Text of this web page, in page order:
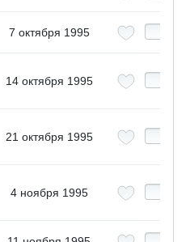
7 октября 1995
14 октября 1995
21 октября 1995
4 ноября 1995